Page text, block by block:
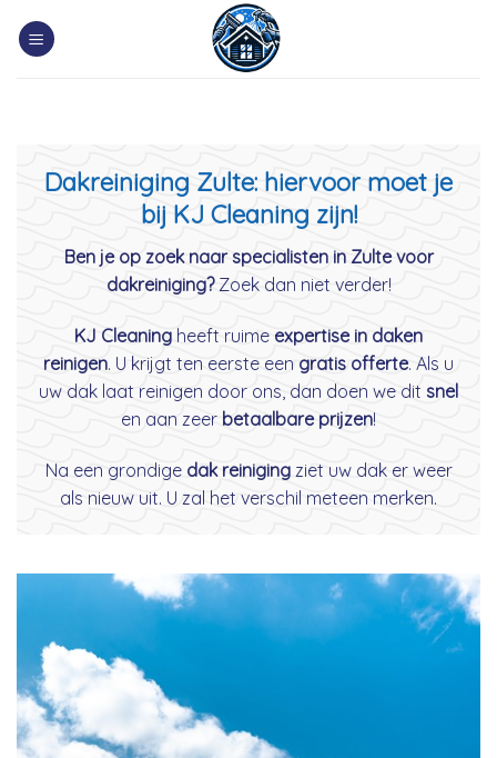
Dakreiniging Zulte: hiervoor moet je
bij KJ Cleaning zijn!
Ben je op zoek naar specialisten in Zulte voor
dakreiniging?Zoek dan niet verder!
KJ Cleaning heeft ruime expertise in daken
reinigen. U krijgt ten eerste een gratis offerte. Als u
uw dak laat reinigen door ons, dan doen we dit snel
en aan zeer betaalbare prijzen!
Na een grondige dak reinigingziet uw dak er weer
als nieuw uit. U zal het verschil meteen merken.